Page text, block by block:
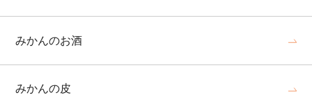
みかんのお酒
みかんの皮